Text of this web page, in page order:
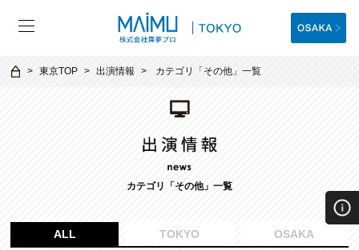
東京TOP 出演情報 カテゴリ「 その他 」一覧
カテゴリ「 その他」一覧
ALL TOKYO OSAKA